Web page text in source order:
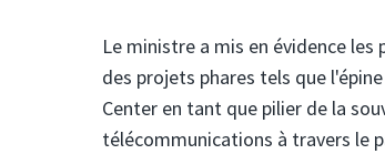
Le ministre a mis en évidence
des projets phares tels que
Center en tant que pilier de la
télécommunications à travers le